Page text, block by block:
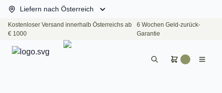
Liefern nach Österreich
Kostenloser Versand innerhalb Österreichs ab
€ 1000
6 Wochen Geld-zurück-
Garantie